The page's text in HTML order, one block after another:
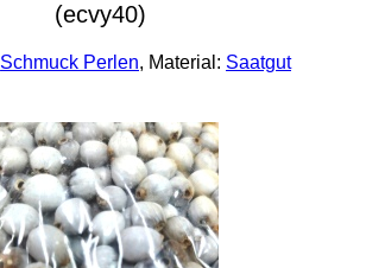
(ecvy40)
Schmuck Perlen, Material: Saatgut